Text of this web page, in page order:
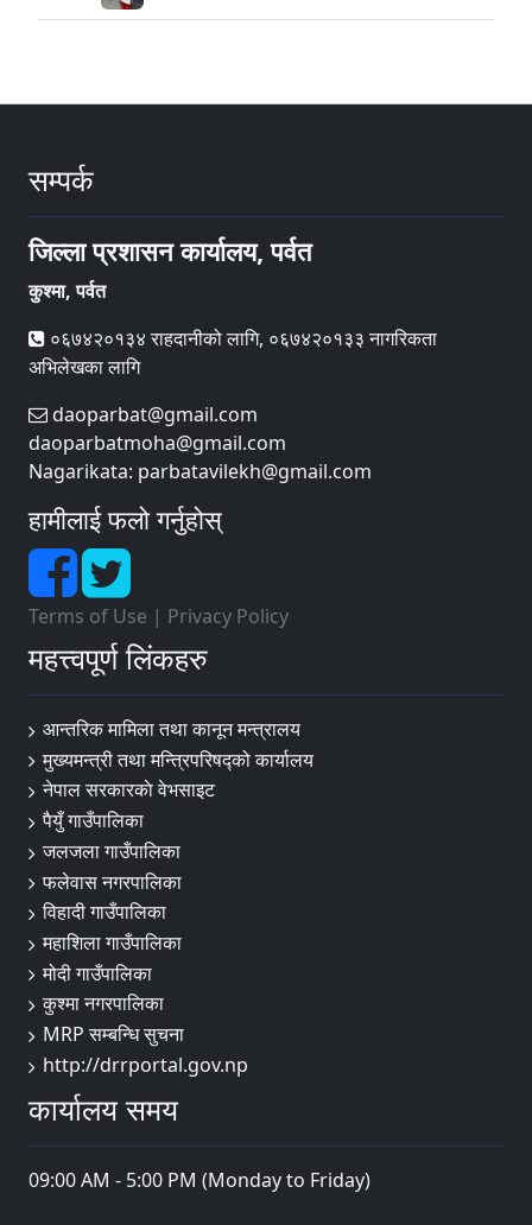
सम्पर्क
जिल्ला प्रशासन कार्यालय, पर्वत
कुश्मा, पर्वत
०६७४२०१३४ राहदानीको लागि, ०६७४२०१३३ नागरिकता
अभिलेखका लागि
daoparbat@gmail.com
daoparbatmoha@gmail.com
Nagarikata: parbatavilekh@gmail.com
हामीलाई फलो गर्नुहोस्
Terms of Use | Privacy Policy
महत्त्वपूर्ण लिंकहरु
आन्तरिक मामिला तथा कानून मन्त्रालय
मुख्यमन्त्री तथा मन्त्रिपरिषद्को कार्यालय
नेपाल सरकारकाे वेभसाइट
पैयुँ गाउँपालिका
जलजला गाउँपालिका
फलेवास नगरपालिका
विहादी गाउँपालिका
महाशिला गाउँपालिका
मोदी गाउँपालिका
कुश्मा नगरपालिका
MRP सम्बन्धि सुचना
http://drrportal.gov.np
कार्यालय समय
09:00 AM - 5:00 PM (Monday to Friday)